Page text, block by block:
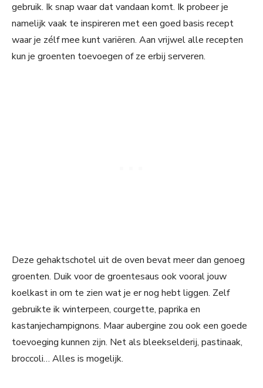
gebruik. Ik snap waar dat vandaan komt. Ik probeer je
namelijk vaak te inspireren met een goed basis recept
waar je zélf mee kunt variëren. Aan vrijwel alle recepten
kun je groenten toevoegen of ze erbij serveren.
Deze gehaktschotel uit de oven bevat meer dan genoeg
groenten. Duik voor de groentesaus ook vooral jouw
koelkast in om te zien wat je er nog hebt liggen. Zelf
gebruikte ik winterpeen, courgette, paprika en
kastanjechampignons. Maar aubergine zou ook een goede
toevoeging kunnen zijn. Net als bleekselderij, pastinaak,
broccoli… Alles is mogelijk.